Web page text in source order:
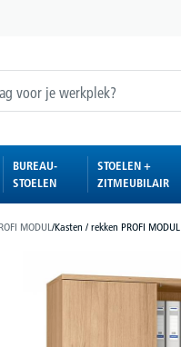
BUREAU-
STOELEN
STOELEN +
ZITMEUBILAIR
MODUL/Kasten / rekken PROFI MODUL